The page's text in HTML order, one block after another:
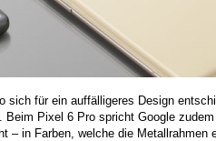
für ein auffälligeres Design
Pixel 6 Pro spricht Google
– in Farben, welche die Metallrahmen